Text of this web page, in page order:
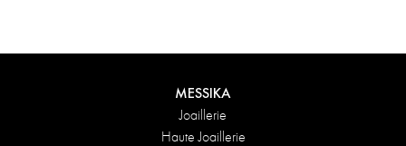
DÉCOUVRIR
MESSIKA
Joaillerie
Haute Joaillerie